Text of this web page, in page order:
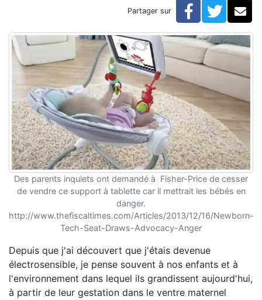
Hypersensibilités environnementales
Journal d'une électrosensible : l'impact des champs
Partager sur Facebook
Des parents inquiets ont demandé à Fisher-Price de cesser
de vendre ce support à tablette car il mettrait les bébés en
danger.
http://www.thefiscaltimes.com/Articles/2013/12/16/Newborn-
Tech-Seat-Draws-Advocacy-Anger
Depuis que j'ai découvert que j'étais devenue
électrosensible, je pense souvent à nos enfants et à
l'environnement dans lequel ils grandissent aujourd'hui,
à partir de leur gestation dans le ventre maternel